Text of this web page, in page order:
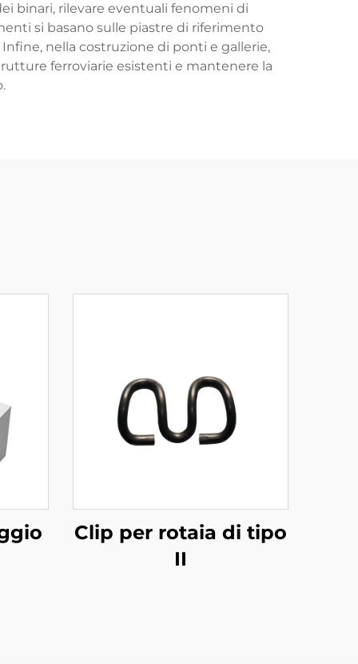
binari, rilevare eventuali fenomeni di
si basano sulle piastre di riferimento
nella costruzione di ponti e gallerie,
ferroviarie esistenti e mantenere la
Clip per rotaia di tipo
II